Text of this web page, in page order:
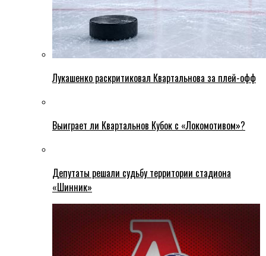
Лукашенко раскритиковал Квартальнова за плей-офф
Выиграет ли Квартальнов Кубок с «Локомотивом»?
Депутаты решали судьбу территории стадиона
«Шинник»